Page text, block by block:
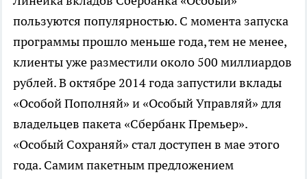
пользуются популярностью. С момента запуска
программы прошло меньше года, тем не менее,
клиенты уже разместили около 500 миллиардов
рублей. В октябре 2014 года запустили вклады
«Особой Пополняй» и «Особый Управляй» для
владельцев пакета «Сбербанк Премьер».
«Особый Сохраняй» стал доступен в мае этого
года. Самим пакетным предложением